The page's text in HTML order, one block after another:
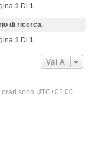
1 Di 1
di ricerca.
1 Di 1
Vai A
orari sono UTC+02:00